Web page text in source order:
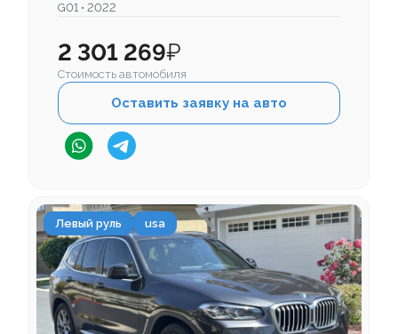
G01 • 2022
2 301 269₽
Стоимость автомобиля
Оставить заявку на авто
Левый руль usa